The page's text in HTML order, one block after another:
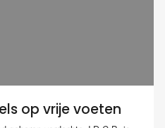
op vrije voeten